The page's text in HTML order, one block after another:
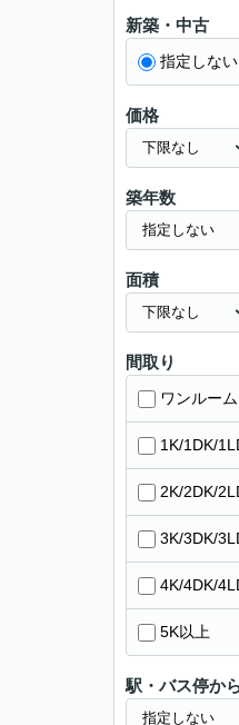
新築・中古
指定しない
価格
築年数
面積
間取り
ワンルーム
1K/1DK/
2K/2DK/
3K/3DK/
4K/4DK/
5K以上
駅・バス停か